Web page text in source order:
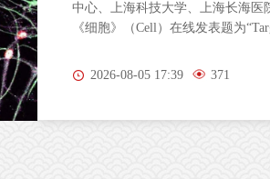
中心、上海科技大学、上海长海医
《细胞》（Cell）在线发表题为
Immunity in Colorectal Cancer（靶向
2026-08-05 17:39 371